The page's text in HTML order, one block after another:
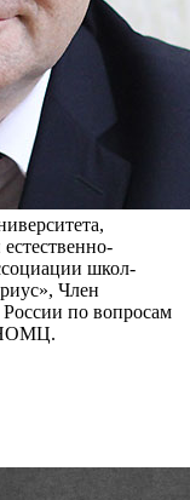
школ-
Член
по вопросам
НОМЦ.